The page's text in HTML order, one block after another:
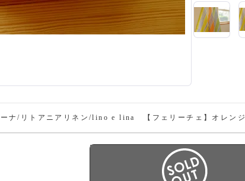
ナ/リトアニアリネン/lino e lina 【フェリーチェ】オレンジ